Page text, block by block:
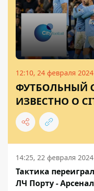
12:10, 24 февраля 2024
ФУТБОЛЬНЫЙ
ИЗВЕСТНО О
14:25, 22 февраля 2024
Тактика
ЛЧ Порту - Арсенал